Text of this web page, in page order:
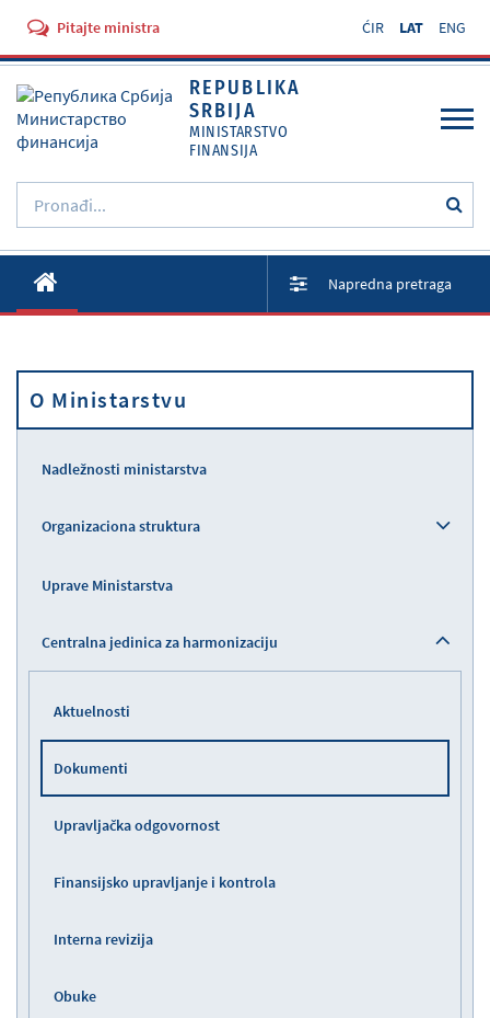
Pitajte ministra ĆIR LAT ENG
REPUBLIKA
SRBIJA
MINISTARSTVO
FINANSIJA
O Ministarstvu
Aktivnosti
Propisi
Napredna pretraga
O Ministarstvu
Nadležnosti ministarstva
Organizaciona struktura
Uprave Ministarstva
Centralna jedinica za harmonizaciju
Aktuelnosti
Dokumenti
Upravljačka odgovornost
Finansijsko upravljanje i kontrola
Interna revizija
Obuke